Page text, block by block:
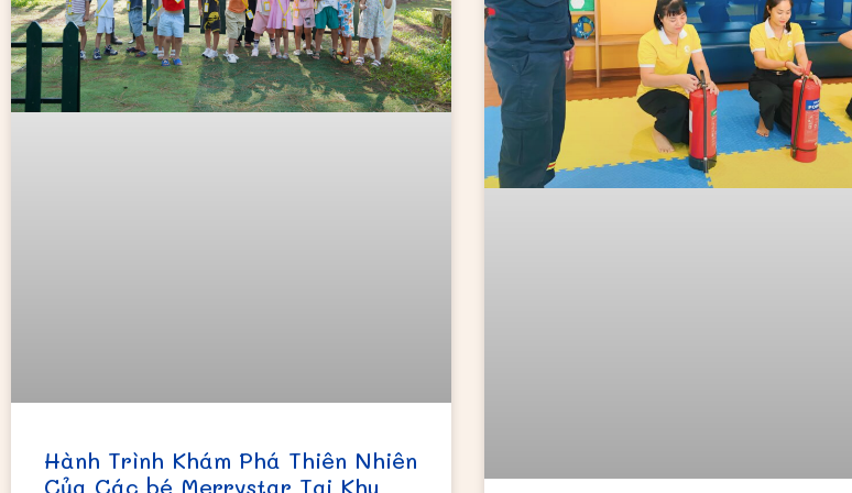
Hành Trình Khám Phá Thiên Nhiên
Của Các bé Merrystar Tại Khu